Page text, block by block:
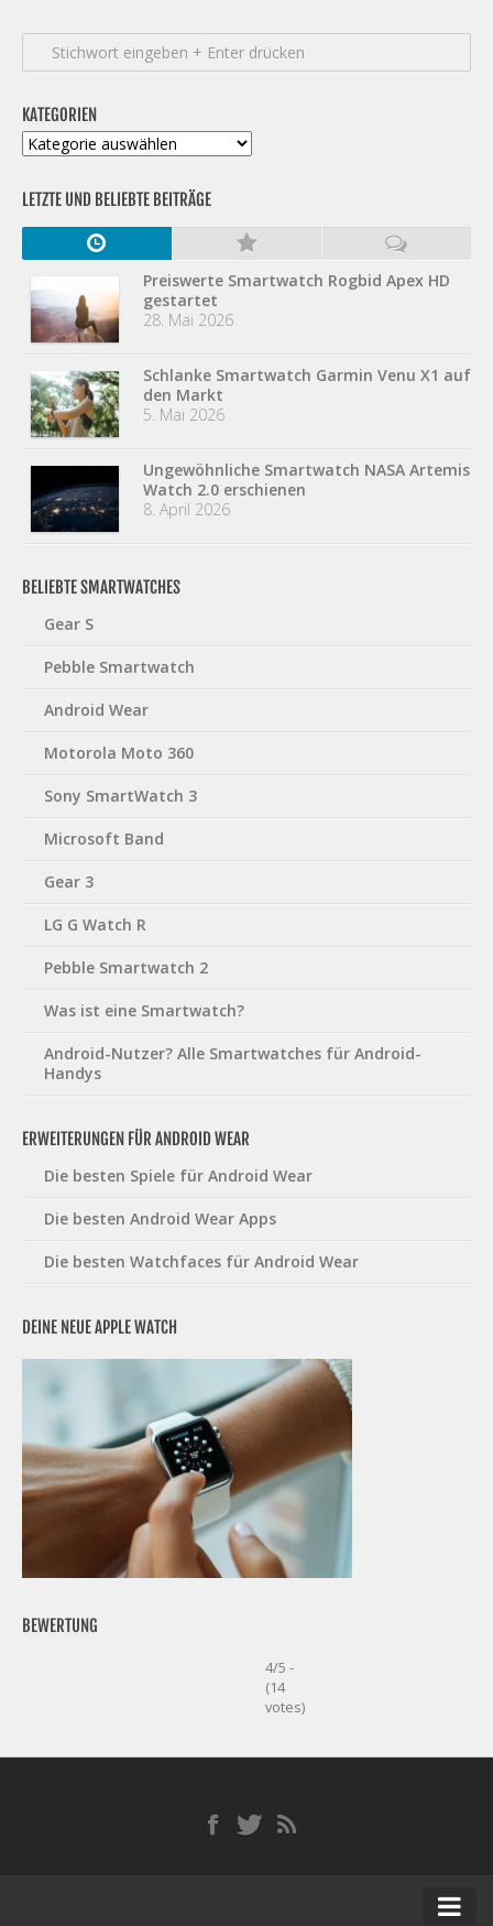
KATEGORIEN
Kategorien
LETZTE UND BELIEBTE BEITRÄGE
Preiswerte Smartwatch Rogbid Apex HD
gestartet
28. Mai 2026
Schlanke Smartwatch Garmin Venu X1 auf
den Markt
5. Mai 2026
Ungewöhnliche Smartwatch NASA Artemis
Watch 2.0 erschienen
8. April 2026
BELIEBTE SMARTWATCHES
Gear S
Pebble Smartwatch
Android Wear
Motorola Moto 360
Sony SmartWatch 3
Microsoft Band
Gear 3
LG G Watch R
Pebble Smartwatch 2
Was ist eine Smartwatch?
Android-Nutzer? Alle Smartwatches für Android-
Handys
ERWEITERUNGEN FÜR ANDROID WEAR
Die besten Spiele für Android Wear
Die besten Android Wear Apps
Die besten Watchfaces für Android Wear
DEINE NEUE APPLE WATCH
BEWERTUNG
4/5 -
(14
votes)